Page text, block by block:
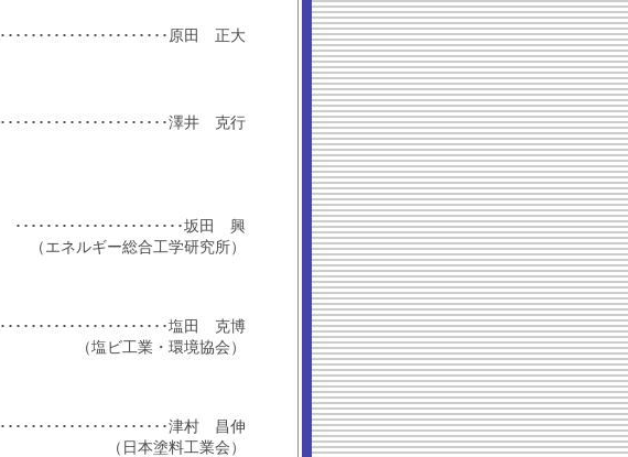
･･････････････････････原田 正大
･･････････････････････澤井 克行
･･････････････････････坂田 興
（エネルギー総合工学研究所）
･･････････････････････塩田 克博
（塩ビ工業・環境協会）
･･････････････････････津村 昌伸
（日本塗料工業会）